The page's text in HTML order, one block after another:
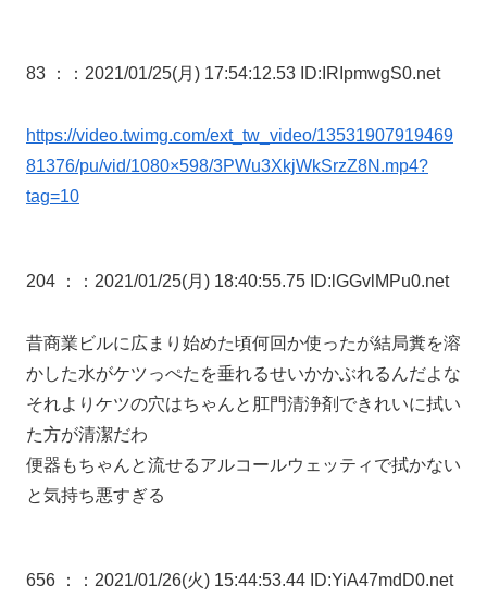
83 ： ：2021/01/25(月) 17:54:12.53 ID:IRIpmwgS0.net
https://video.twimg.com/ext_tw_video/13531907919469
81376/pu/vid/1080×598/3PWu3XkjWkSrzZ8N.mp4?
tag=10
204 ： ：2021/01/25(月) 18:40:55.75 ID:lGGvlMPu0.net
昔商業ビルに広まり始めた頃何回か使ったが結局糞を溶
かした水がケツっぺたを垂れるせいかかぶれるんだよな
それよりケツの穴はちゃんと肛門清浄剤できれいに拭い
た方が清潔だわ
便器もちゃんと流せるアルコールウェッティで拭かない
と気持ち悪すぎる
656 ： ：2021/01/26(火) 15:44:53.44 ID:YiA47mdD0.net